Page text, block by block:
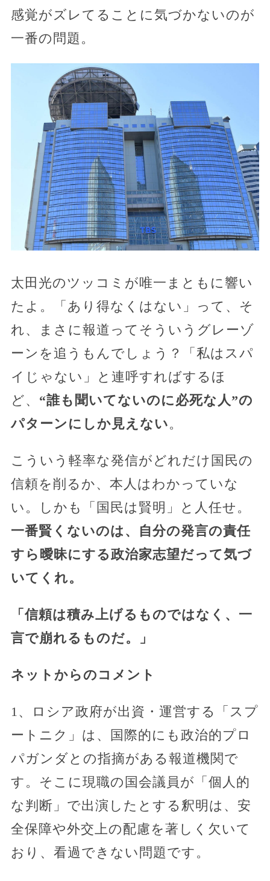
感覚がズレてることに気づかないのが
一番の問題。
太田光のツッコミが唯一まともに響い
たよ。「あり得なくはない」って、そ
れ、まさに報道ってそういうグレーゾ
ーンを追うもんでしょう？「私はスパ
イじゃない」と連呼すればするほ
ど、 “誰も聞いてないのに必死な人”の
パターンにしか見えない。
こういう軽率な発信がどれだけ国民の
信頼を削るか、本人はわかっていな
い。しかも「国民は賢明」と人任せ。
一番賢くないのは、自分の発言の責任
すら曖昧にする政治家志望だって気づ
いてくれ。
「信頼は積み上げるものではなく、一
言で崩れるものだ。」
ネットからのコメント
1、ロシア政府が出資・運営する「スプ
ートニク」は、国際的にも政治的プロ
パガンダとの指摘がある報道機関で
す。そこに現職の国会議員が「個人的
な判断」で出演したとする釈明は、安
全保障や外交上の配慮を著しく欠いて
おり、看過できない問題です。